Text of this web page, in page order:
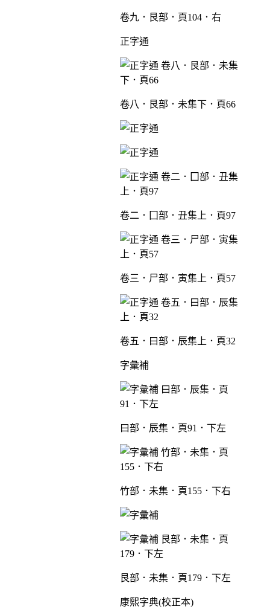
卷九．艮部．頁104．右
正字通
卷八．艮部．未集下．頁66
卷二．囗部．丑集上．頁97
卷三．尸部．寅集上．頁57
卷五．曰部．辰集上．頁32
字彙補
曰部．辰集．頁91．下左
竹部．未集．頁155．下右
艮部．未集．頁179．下左
康熙字典(校正本)